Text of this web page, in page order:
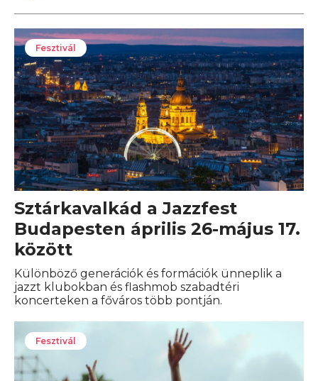
Fesztivál
Sztárkavalkád a Jazzfest
Budapesten április 26-május 17.
között
Különböző generációk és formációk ünneplik a
jazzt klubokban és flashmob szabadtéri
koncerteken a főváros több pontján.
Fesztivál